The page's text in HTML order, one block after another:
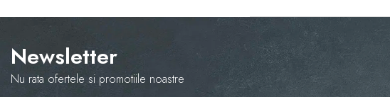
Pot desena minunat
Sa coloram cu Nicol
Carti educative
Newsletter
Nu rata ofertele si promotiile noastre